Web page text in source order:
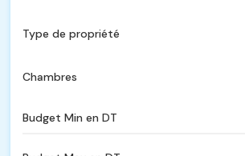
Type de propriété
Chambres